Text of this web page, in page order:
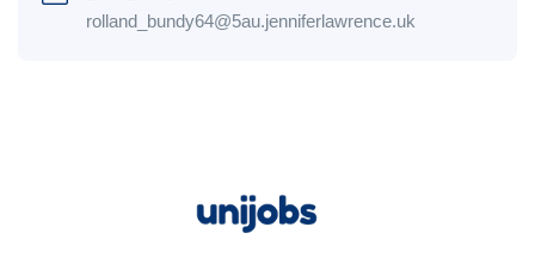
rolland_bundy64@5au.jenniferlawrence.uk